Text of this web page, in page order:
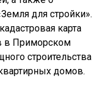
для стройки».
карта
в Приморском
строительства
домов.